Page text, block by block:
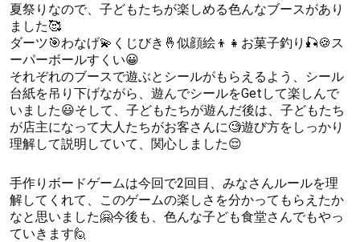
夏祭りなので、子どもたちが楽しめる色んなブースがあり
ました🥰
ダーツ🎯わなげ💫くじびき🤞似顔絵👦👧お菓子釣り🎣🍪ス
ーパーボールすくい😀
それぞれのブースで遊ぶとシールがもらえるよう、シール
台紙を吊り下げながら、遊んでシールをGetして楽しんで
いました😃そして、子どもたちが遊んだ後は、子どもたち
が店主になって大人たちがお客さんに🧐遊び方をしっかり
理解して説明していて、関心しました😌
手作りボードゲームは今回で2回目、みなさんルールを理
解してくれて、このゲームの楽しさを分かってもらえたか
なと思いました🤗今後も、色んな子ども食堂さんでもやっ
ていきます🙋